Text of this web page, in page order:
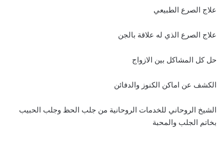
علاج الصرع الطبيعي
علاج الصرع الذي له علاقة بالجن
حل كل المشاكل بين الازواج
الكشف عن اماكن الكنوز والدفائن
الشيخ الروحاني للخدمات الروحانية من جلب الحظ وجلب الحبيب
بخاتم الجلب والمحبة